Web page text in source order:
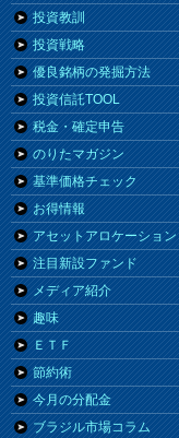
投資教訓
投資戦略
優良銘柄の発掘方法
投資信託TOOL
税金・確定申告
のりたマガジン
基準価格チェック
お得情報
アセットアロケーション
注目新設ファンド
メディア紹介
趣味
ＥＴＦ
節約術
今月の分配金
ブラジル市場コラム